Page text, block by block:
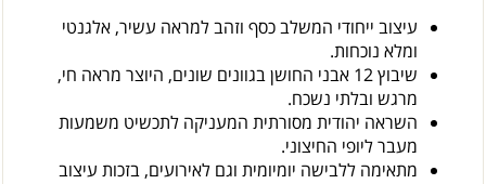
עיצוב ייחודי המשלב כסף וזהב למראה עשיר, אלגנטי
ומלא נוכחות.
שיבוץ 12 אבני החושן בגוונים שונים, היוצר מראה חי,
מרגש ובלתי נשכח.
השראה יהודית מסורתית המעניקה לתכשיט משמעות
מעבר ליופי החיצוני.
מתאימה ללבישה יומיומית וגם לאירועים, בזכות עיצוב